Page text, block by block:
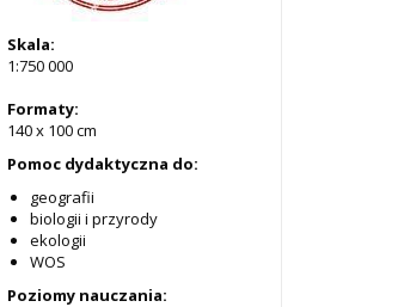
Skala:
1:750 000
Formaty:
140 x 100 cm
Pomoc dydaktyczna do:
geografii
biologii i przyrody
ekologii
WOS
Poziomy nauczania: